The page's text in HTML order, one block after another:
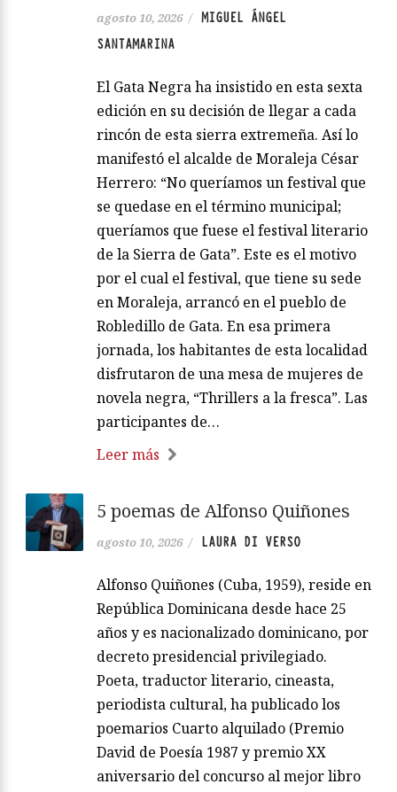
agosto 10, 2026 / MIGUEL ÁNGEL
SANTAMARINA
El Gata Negra ha insistido en esta sexta
edición en su decisión de llegar a cada
rincón de esta sierra extremeña. Así lo
manifestó el alcalde de Moraleja César
Herrero: “No queríamos un festival que
se quedase en el término municipal;
queríamos que fuese el festival literario
de la Sierra de Gata”. Este es el motivo
por el cual el festival, que tiene su sede
en Moraleja, arrancó en el pueblo de
Robledillo de Gata. En esa primera
jornada, los habitantes de esta localidad
disfrutaron de una mesa de mujeres de
novela negra, “Thrillers a la fresca”. Las
participantes de…
Leer más
5 poemas de Alfonso Quiñones
agosto 10, 2026 / LAURA DI VERSO
Alfonso Quiñones (Cuba, 1959), reside en
República Dominicana desde hace 25
años y es nacionalizado dominicano, por
decreto presidencial privilegiado.
Poeta, traductor literario, cineasta,
periodista cultural, ha publicado los
poemarios Cuarto alquilado (Premio
David de Poesía 1987 y premio XX
aniversario del concurso al mejor libro